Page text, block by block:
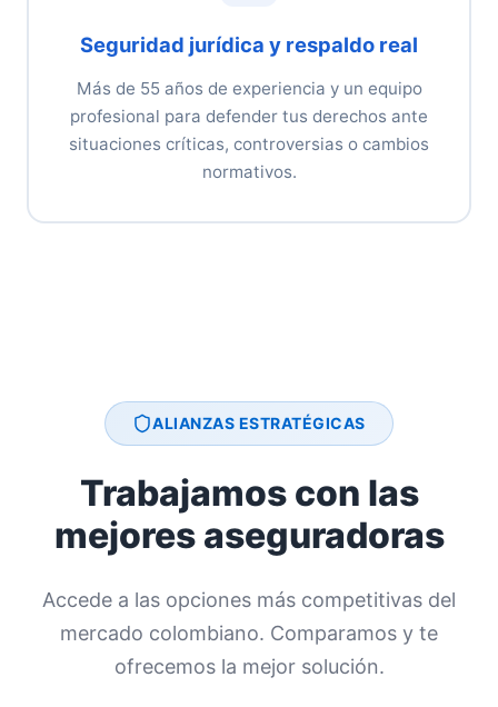
Seguridad jurídica y respaldo real
Más de 55 años de experiencia y un equipo
profesional para defender tus derechos ante
situaciones críticas, controversias o cambios
normativos.
ALIANZAS ESTRATÉGICAS
Trabajamos con las
mejores aseguradoras
Accede a las opciones más competitivas del
mercado colombiano. Comparamos y te
ofrecemos la mejor solución.